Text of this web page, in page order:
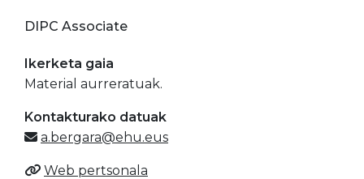
DIPC Associate
Ikerketa gaia
Material aurreratuak.
Kontakturako datuak
a.bergara@ehu.eus
Web pertsonala